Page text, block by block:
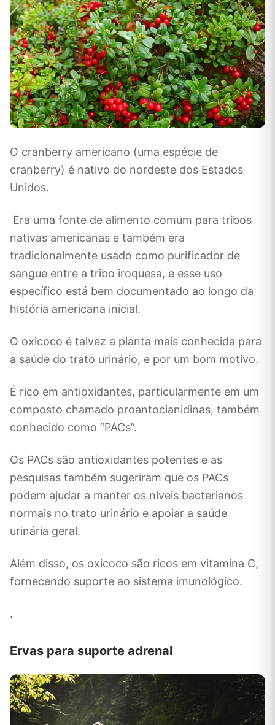
O cranberry americano (uma espécie de
cranberry) é nativo do nordeste dos Estados
Unidos.
Era uma fonte de alimento comum para tribos
nativas americanas e também era
tradicionalmente usado como purificador de
sangue entre a tribo iroquesa, e esse uso
específico está bem documentado ao longo da
história americana inicial.
O oxicoco é talvez a planta mais conhecida para
a saúde do trato urinário, e por um bom motivo.
É rico em antioxidantes, particularmente em um
composto chamado proantocianidinas, também
conhecido como “PACs”.
Os PACs são antioxidantes potentes e as
pesquisas também sugeriram que os PACs
podem ajudar a manter os níveis bacterianos
normais no trato urinário e apoiar a saúde
urinária geral.
Além disso, os oxicoco são ricos em vitamina C,
fornecendo suporte ao sistema imunológico.
.
Ervas para suporte adrenal